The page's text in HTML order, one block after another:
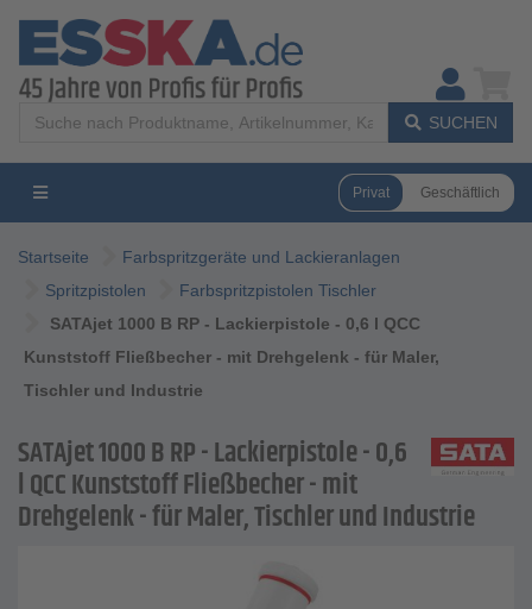
SUCHEN
Privat Geschäftlich
Startseite
Farbspritzgeräte und Lackieranlagen
Spritzpistolen
Farbspritzpistolen Tischler
SATAjet 1000 B RP - Lackierpistole - 0,6 l QCC
Kunststoff Fließbecher - mit Drehgelenk - für Maler,
Tischler und Industrie
SATAjet 1000 B RP - Lackierpistole - 0,6
l QCC Kunststoff Fließbecher - mit
Drehgelenk - für Maler, Tischler und Industrie